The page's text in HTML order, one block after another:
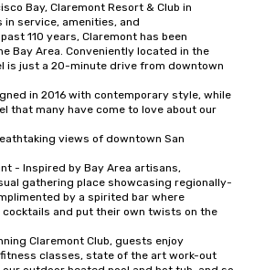
to
event
Bay, Claremont Resort & Club in
service, amenities, and
110 years, Claremont has been
Bay Area. Conveniently located in the
is just a 20-minute drive from downtown
in 2016 with contemporary style, while
that many have come to love about our
views of downtown San
- Inspired by Bay Area artisans,
gathering place showcasing regionally-
by a spirited bar where
and put their own twists on the
Claremont Club, guests enjoy
classes, state of the art work-out